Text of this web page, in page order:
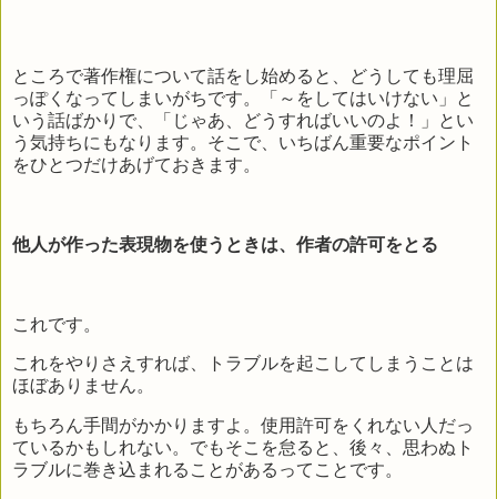
ところで著作権について話をし始めると、どうしても理屈
っぽくなってしまいがちです。「～をしてはいけない」と
いう話ばかりで、「じゃあ、どうすればいいのよ！」とい
う気持ちにもなります。そこで、いちばん重要なポイント
をひとつだけあげておきます。
他人が作った表現物を使うときは、作者の許可をとる
これです。
これをやりさえすれば、トラブルを起こしてしまうことは
ほぼありません。
もちろん手間がかかりますよ。使用許可をくれない人だっ
ているかもしれない。でもそこを怠ると、後々、思わぬト
ラブルに巻き込まれることがあるってことです。